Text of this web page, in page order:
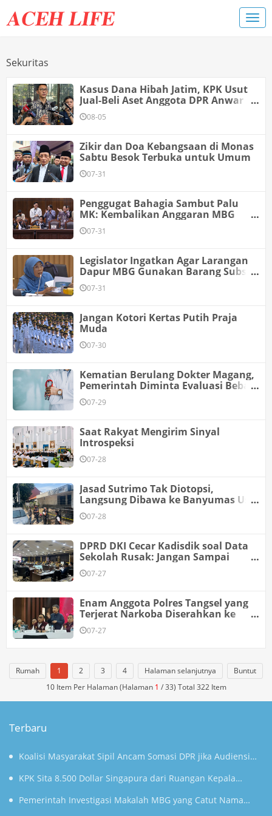
Sekuritas
Kasus Dana Hibah Jatim, KPK Usut
Jual-Beli Aset Anggota DPR Anwar
Sadad
08-05
Zikir dan Doa Kebangsaan di Monas
Sabtu Besok Terbuka untuk Umum
07-31
Penggugat Bahagia Sambut Palu
MK: Kembalikan Anggaran MBG
untuk Pendidikan!
07-31
Legislator Ingatkan Agar Larangan
Dapur MBG Gunakan Barang Subsidi
Dibarengi Perbaikan Tata Kelola
07-31
Jangan Kotori Kertas Putih Praja
Muda
07-30
Kematian Berulang Dokter Magang,
Pemerintah Diminta Evaluasi Beban
dan Lingkungan Kerja
07-29
Saat Rakyat Mengirim Sinyal
Introspeksi
07-28
Jasad Sutrimo Tak Diotopsi,
Langsung Dibawa ke Banyumas Usai
Dibersihkan
07-28
DPRD DKI Cecar Kadisdik soal Data
Sekolah Rusak: Jangan Sampai
Nanti Ada Pernyataan Baru Tahu
07-27
Enam Anggota Polres Tangsel yang
Terjerat Narkoba Diserahkan ke
Polda Metro
07-27
Rumah 1 2 3 4 Halaman selanjutnya
Buntut
10 Item Per Halaman (Halaman 1 / 33) Total 322 Item
Terbaru
Koalisi Masyarakat Sipil Ancam Somasi DPR jika Audiensi
soal Anggaran MBG Diabaikan
KPK Sita 8.500 Dollar Singapura dari Ruangan Kepala
Kanim Jakarta Selatan
Pemerintah Investigasi Makalah MBG yang Catut Nama